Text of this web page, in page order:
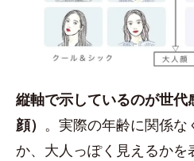
縦軸で示しているのが世代
顔） 。実際の年齢に関係な
か、大人っぽく見えるかを